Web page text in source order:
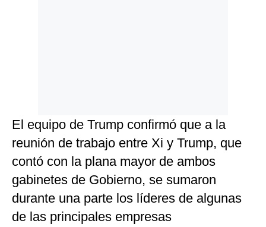
El equipo de Trump confirmó que a la
reunión de trabajo entre Xi y Trump, que
contó con la plana mayor de ambos
gabinetes de Gobierno, se sumaron
durante una parte los líderes de algunas
de las principales empresas